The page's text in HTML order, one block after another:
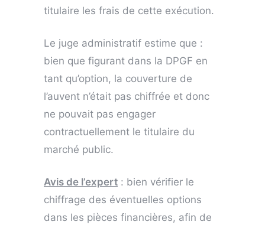
titulaire les frais de cette exécution.
Le juge administratif estime que :
bien que figurant dans la DPGF en
tant qu’option, la couverture de
l’auvent n’était pas chiffrée et donc
ne pouvait pas engager
contractuellement le titulaire du
marché public.
Avis de l’expert : bien vérifier le
chiffrage des éventuelles options
dans les pièces financières, afin de